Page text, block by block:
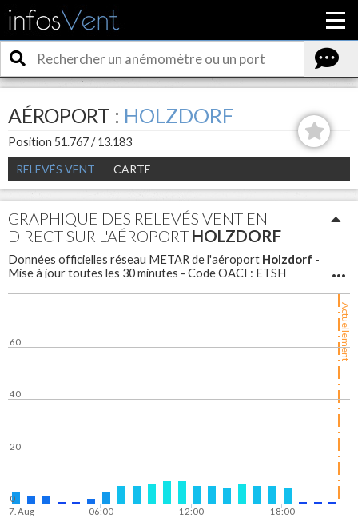
AÉROPORT : HOLZDORF
Position 51.767 / 13.183
RELEVÉS VENT
CARTE
GRAPHIQUE DES RELEVÉS VENT EN
DIRECT SUR L'AÉROPORT HOLZDORF
Données officielles réseau METAR de l'aéroport Holzdorf -
Mise à jour toutes les 30 minutes - Code OACI : ETSH
Actuellement
7. Aug 06:00 12:00 18:00
0
20
40
60